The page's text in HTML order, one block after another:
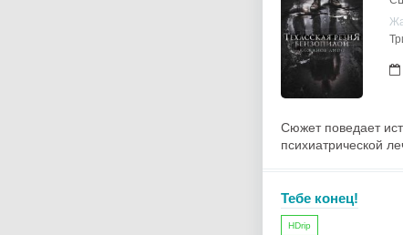
Сюжет поведает
психиатрической
Тебе конец!
HDrip